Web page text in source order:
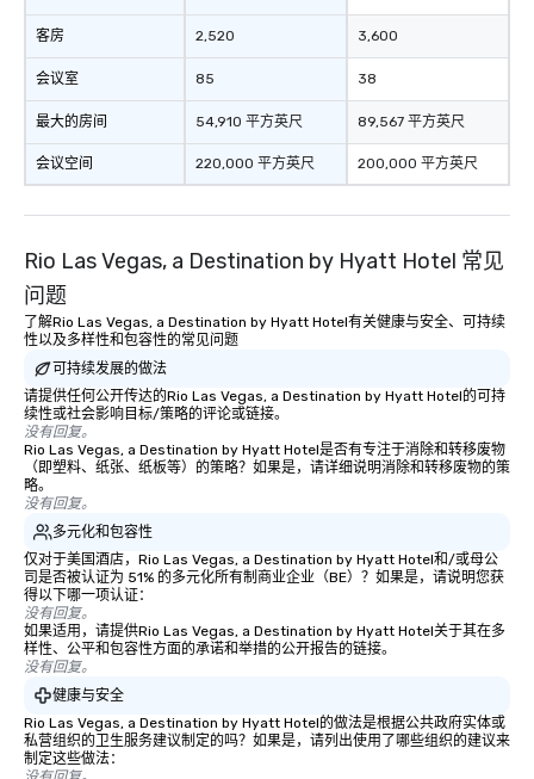
客房
会议室
最大的房间
会议空间
2,520
85
54,910 平方英尺
220,000 平方英尺
3,600
38
89,567 平方英尺
200,000 平方英尺
Rio Las Vegas, a Destination by Hyatt Hotel 常见
问题
了解Rio Las Vegas, a Destination by Hyatt Hotel有关健康与安全、可持续
性以及多样性和包容性的常见问题
可持续发展的做法
请提供任何公开传达的Rio Las Vegas, a Destination by Hyatt Hotel的可持
续性或社会影响目标/策略的评论或链接。
没有回复。
Rio Las Vegas, a Destination by Hyatt Hotel是否有专注于消除和转移废物
（即塑料、纸张、纸板等）的策略？如果是，请详细说明消除和转移废物的策
略。
没有回复。
多元化和包容性
仅对于美国酒店，Rio Las Vegas, a Destination by Hyatt Hotel和/或母公
司是否被认证为 51% 的多元化所有制商业企业（BE）？如果是，请说明您获
得以下哪一项认证：
没有回复。
如果适用，请提供Rio Las Vegas, a Destination by Hyatt Hotel关于其在多
样性、公平和包容性方面的承诺和举措的公开报告的链接。
没有回复。
健康与安全
Rio Las Vegas, a Destination by Hyatt Hotel的做法是根据公共政府实体或
私营组织的卫生服务建议制定的吗？如果是，请列出使用了哪些组织的建议来
制定这些做法：